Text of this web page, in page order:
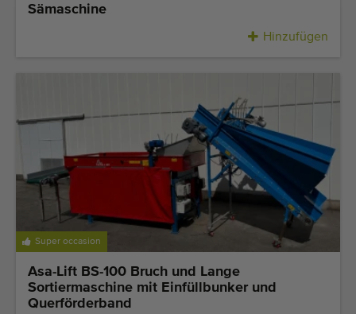
Sämaschine
Hinzufügen
Super occasion
Asa-Lift BS-100 Bruch und Lange
Sortiermaschine mit Einfüllbunker und
Querförderband